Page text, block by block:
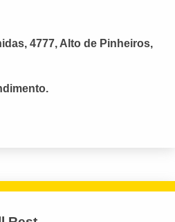
4777, Alto de Pinheiros,